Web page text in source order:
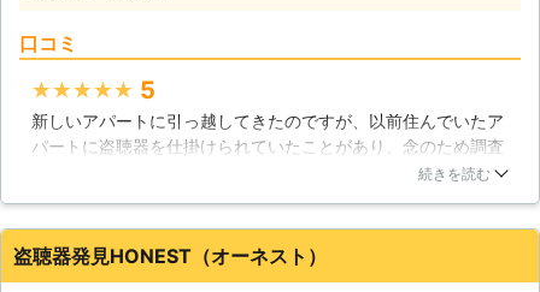
い。
22,000円（税込）からとなり、その
他の調査も探偵業界相場の半額程度で
調査いたします。また、盗聴器調査だ
お気軽に無料相談室(0120-783-132)
までお問い合わせください。年中無
口コミ
★★★★★ 5
新しいアパートに引っ越してきたのですが、以前住んでいたア
パートに盗聴器を仕掛けられていたことがあり、念のため調査
を依頼しました。見積もりを電話で済ますことが出来、盗聴器
は見つからずホッと安心をすることが出来ました。きちんとし
た調査報告書も貰いましたし、盗聴器を仕掛けられないための
続きを読む
盗聴器発見HONEST（オーネスト）